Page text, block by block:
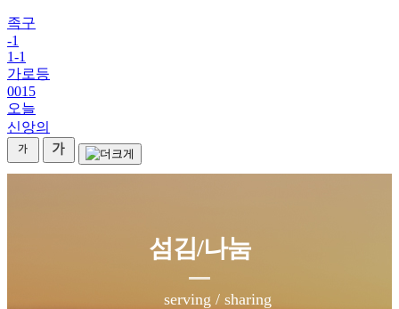
족구
-1
1-1
가로등
0015
오늘
신앙의
섬김/나눔
serving / sharing